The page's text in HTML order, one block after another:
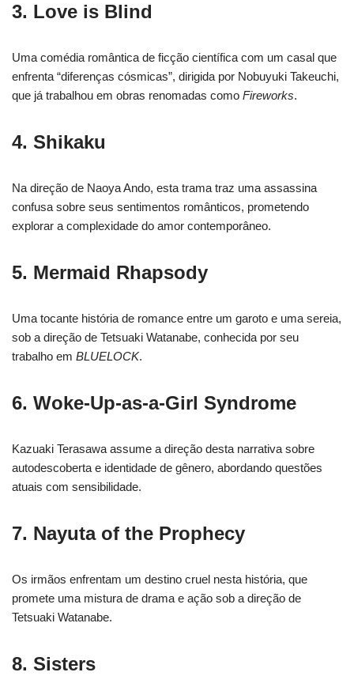
3. Love is Blind
Uma comédia romântica de ficção científica com um casal que
enfrenta “diferenças cósmicas”, dirigida por Nobuyuki Takeuchi,
que já trabalhou em obras renomadas como Fireworks.
4. Shikaku
Na direção de Naoya Ando, esta trama traz uma assassina
confusa sobre seus sentimentos românticos, prometendo
explorar a complexidade do amor contemporâneo.
5. Mermaid Rhapsody
Uma tocante história de romance entre um garoto e uma sereia,
sob a direção de Tetsuaki Watanabe, conhecida por seu
trabalho em BLUELOCK.
6. Woke-Up-as-a-Girl Syndrome
Kazuaki Terasawa assume a direção desta narrativa sobre
autodescoberta e identidade de gênero, abordando questões
atuais com sensibilidade.
7. Nayuta of the Prophecy
Os irmãos enfrentam um destino cruel nesta história, que
promete uma mistura de drama e ação sob a direção de
Tetsuaki Watanabe.
8. Sisters